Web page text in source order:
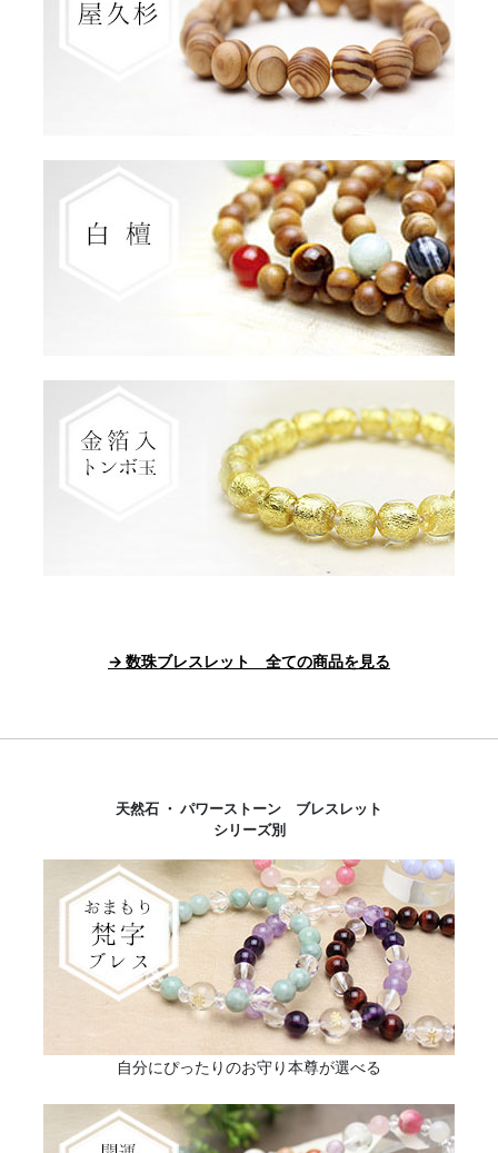
→ 数珠ブレスレット 全ての商品を見る
天然石 ・ パワーストーン ブレスレット
シリーズ別
自分にぴったりのお守り本尊が選べる